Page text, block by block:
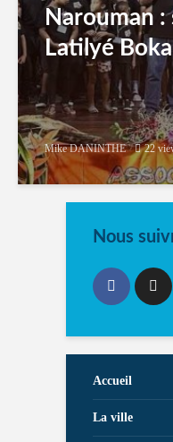
Narouman
Latilyé
Mike DANINTHE 22
Nous
Accueil
La ville